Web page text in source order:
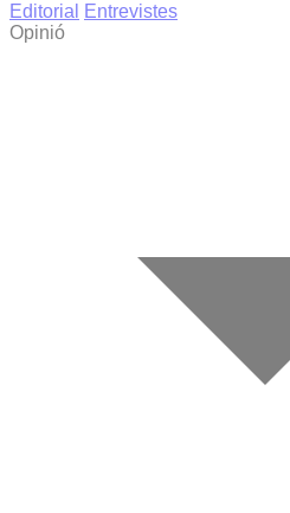
Editorial
Entrevistes
Opinió